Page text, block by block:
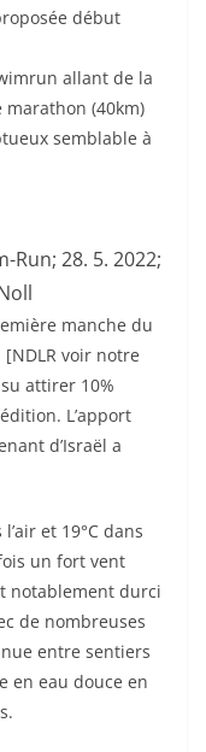
début
allant de la
marathon (40km)
semblable à
Run; 28. 5. 2022;
manche du
voir notre
attirer 10%
L’apport
d’Israël a
et 19°C dans
un fort vent
notablement durci
de nombreuses
entre sentiers
en eau douce en